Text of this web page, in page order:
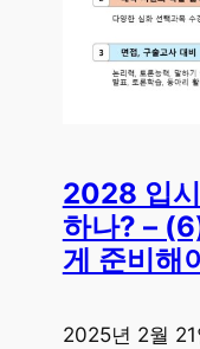
2028 입
하나? –
게 준비해
2025년 2월 21